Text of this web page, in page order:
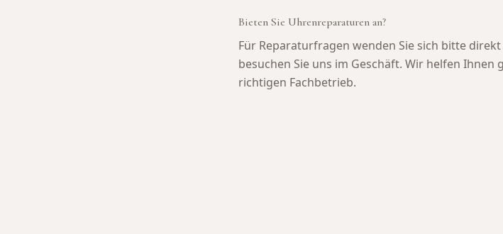
Bieten Sie Uhrenreparaturen an?
Für Reparaturfragen wenden Sie sich bitte
besuchen Sie uns im Geschäft. Wir helfen
richtigen Fachbetrieb.